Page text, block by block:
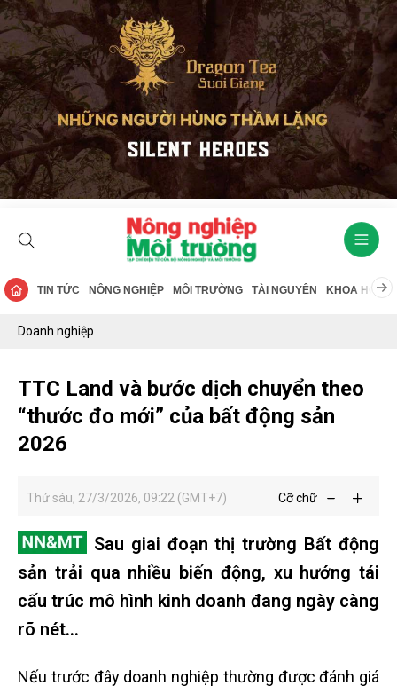
TIN TỨC NÔNG NGHIỆP MÔI TRƯỜNG TÀI NGUYÊN KHOA HỌC
Doanh nghiệp
TTC Land và bước dịch chuyển theo
“thước đo mới” của bất động sản
2026
Thứ sáu, 27/3/2026, 09:22 (GMT+7) Cỡ chữ
Sau giai đoạn thị trường Bất động
sản trải qua nhiều biến động, xu hướng tái
cấu trúc mô hình kinh doanh đang ngày càng
rõ nét...
Nếu trước đây doanh nghiệp thường được đánh giá